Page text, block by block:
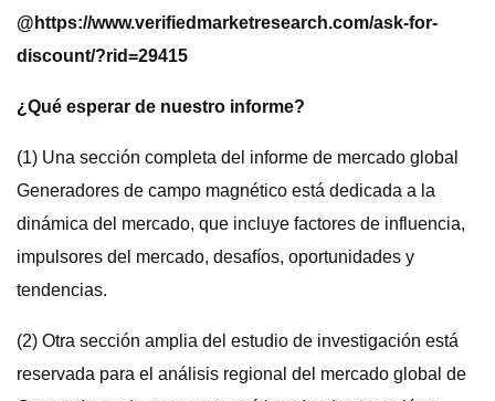
@ https://www.verifiedmarketresearch.com/ask-for-
discount/?rid=29415
¿Qué esperar de nuestro informe?
(1) Una sección completa del informe de mercado global
Generadores de campo magnético está dedicada a la
dinámica del mercado, que incluye factores de influencia,
impulsores del mercado, desafíos, oportunidades y
tendencias.
(2) Otra sección amplia del estudio de investigación está
reservada para el análisis regional del mercado global de